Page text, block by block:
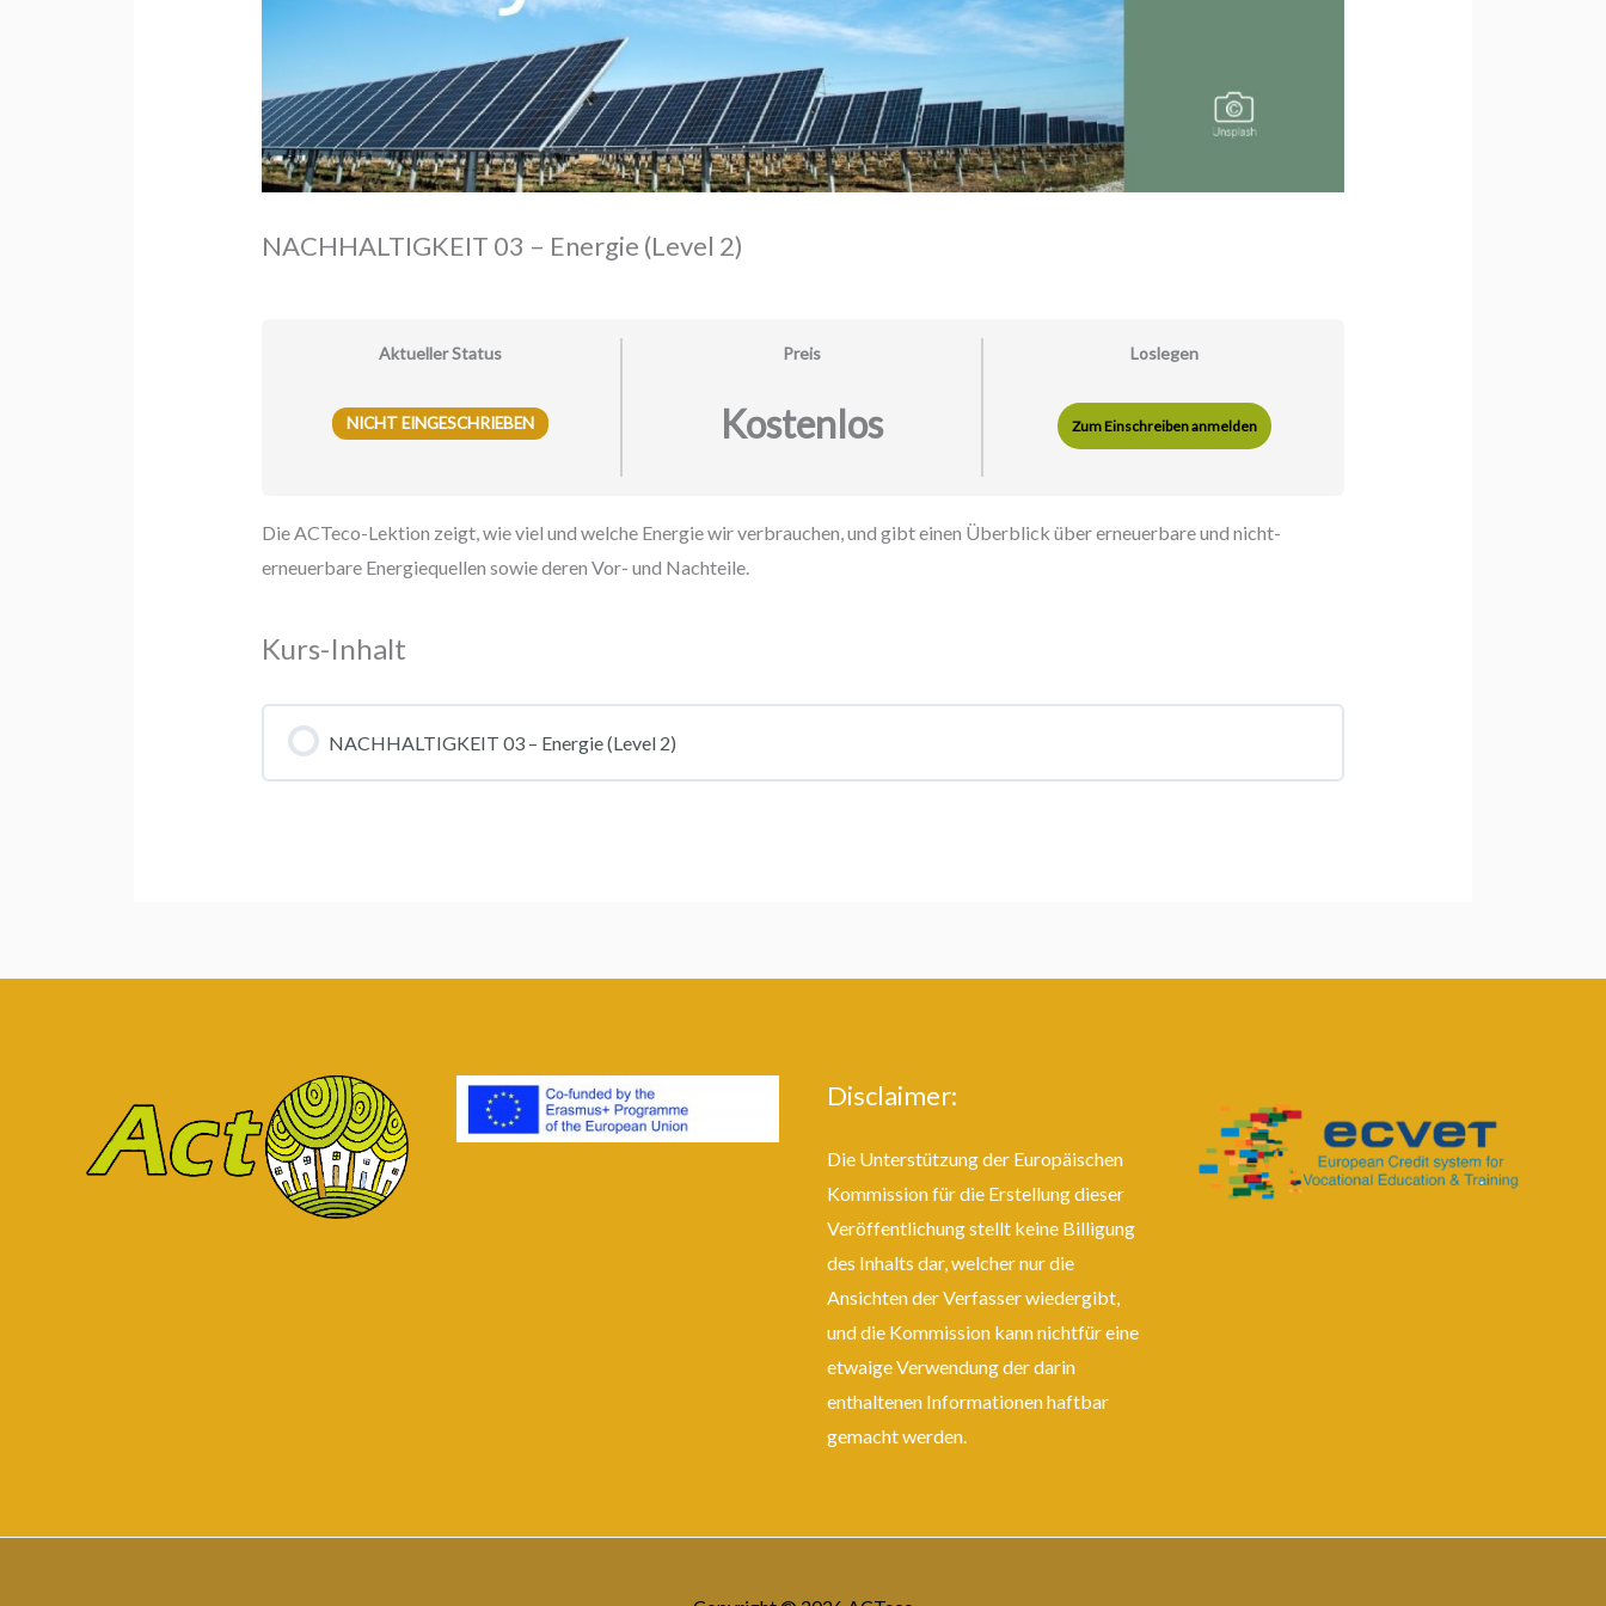
NACHHALTIGKEIT 03 – Energie (Level 2)
Aktueller Status
NICHT EINGESCHRIEBEN
Preis
Kostenlos
Loslegen
Zum Einschreiben anmelden
Die ACTeco-Lektion zeigt, wie viel und welche Energie wir verbrauchen, und gibt einen Überblick über erneuerbare und nicht-
erneuerbare Energiequellen sowie deren Vor- und Nachteile.
Kurs-Inhalt
NACHHALTIGKEIT 03 – Energie (Level 2)
Disclaimer:
Die Unterstützung der Europäischen
Kommission für die Erstellung dieser
Veröffentlichung stellt keine Billigung
des Inhalts dar, welcher nur die
Ansichten der Verfasser wiedergibt,
und die Kommission kann nichtfür eine
etwaige Verwendung der darin
enthaltenen Informationen haftbar
gemacht werden.